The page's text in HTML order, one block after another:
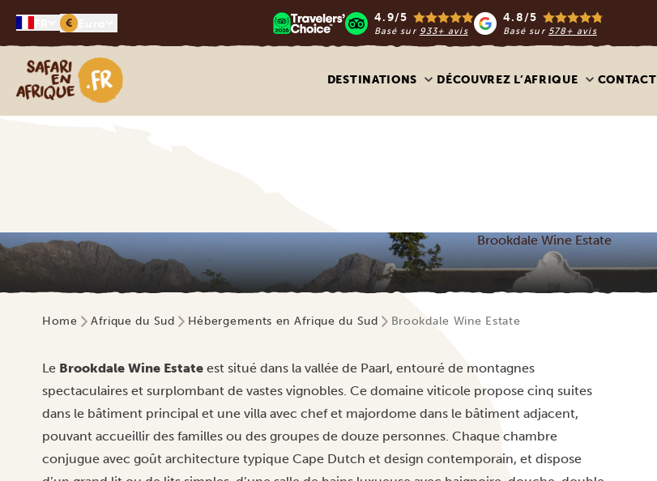
€ 4.9/5
Basé sur 933+ avis
4.8/5
Basé sur 578+ avis
Safari en Afrique
DESTINATIONS DÉCOUVREZ L’AFRIQUE CONTACT
Brookdale Wine Estate
Home Afrique du Sud Hébergements en Afrique du Sud Brookdale Wine Estate
Le Brookdale Wine Estate est situé dans la vallée de Paarl, entouré de montagnes
spectaculaires et surplombant de vastes vignobles. Ce domaine viticole propose cinq suites
dans le bâtiment principal et une villa avec chef et majordome dans le bâtiment adjacent,
pouvant accueillir des familles ou des groupes de douze personnes. Chaque chambre
conjugue avec goût architecture typique Cape Dutch et design contemporain, et dispose